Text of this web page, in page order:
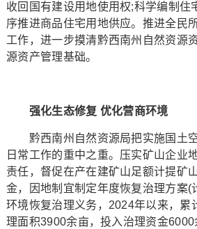
收回国有建设用地使用权;科学编制住
序推进商品住宅用地供应。推进全民
工作，进一步摸清黔西南州自然资源
源资产管理基础。
强化生态修复 优化营商环境
黔西南州自然资源局把实施国土空
日常工作的重中之重。压实矿山企业
责任，督促在产在建矿山足额计提矿
金，因地制宜制定年度恢复治理方案(
环境恢复治理义务，2024年以来，累
理面积3900余亩，投入治理资金